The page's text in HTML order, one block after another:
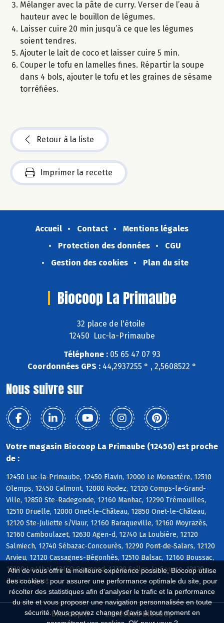
Afin de vous offrir la meilleure expérience possible, Biocoop utilise
des cookies : pour assurer une performance optimale du site, pour
récolter des statistiques afin d'analyser le trafic et la performance
du site et vous proposer une navigation personnalisée en toute
sécurité. Vous pouvez changer d'avis à tout moment en
Mélanger avec la pâte de curry. Verser de l’eau à
hauteur avec le bouillon de légumes.
Laisser cuire 20 min jusqu’à ce que les légumes
soient tendres.
Ajouter le lait de coco et laisser cuire 5 min.
Couper le tofu en lamelles fines. Répartir la soupe
dans 4 bols, ajouter le tofu et les graines de sésame
torréfiées.
Retour à la liste
Imprimer la recette
Accueil Contact
Mentions légales
Protection des données
CGU
Gestion des cookies
Plan du site
Biocoop La Primaube
32 place de l'étoile
12450 Luc-la-Primaube
Téléphone : 05 65 47 07 93
Coordonnées GPS : 44,2937255 ° , 2,5608522 °
Nous suivre sur
Votre magasin Biocoop La Primaube (12450) est proche
de :
12450 Luc-la-Primaube, 12450 Flavin, 12000 Le Monastère, 12510
Olemps, 12450 Calmont, 12000 Rodez, 12120 Comps-la-Grand-
Ville, 12850 Ste-Radegonde, 12160 Manhac, 12290 Trémouilles,
12510 Druelle, 12000 Onet-le-Château, 12850 Onet-le-Château,
12120 Ste-Juliette s/Viaur, 12160 Baraqueville, 12160 Moyrazès,
12160 Camboulazet, 12630 Agen-d, 12740 La Loubière, 12120
Salmiech, 12740 Sébazac-Concourès, 12290 Pont-de-Salars, 12120
Arvieu, 12120 Cassagnes-Bégonhès, 12510 Balsac, 12160 Boussac,
12290 Le Vibal, 12160 Gramond, 12330 Salles-la-Source, 12120
Auriac-Lagast
Biocoop.fr Le réseau Biocoop